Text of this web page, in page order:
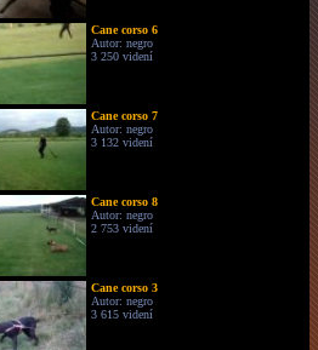
Cane corso 6
Autor: negro
3 250 videní
Cane corso 7
Autor: negro
3 132 videní
Cane corso 8
Autor: negro
2 753 videní
Cane corso 3
Autor: negro
3 615 videní